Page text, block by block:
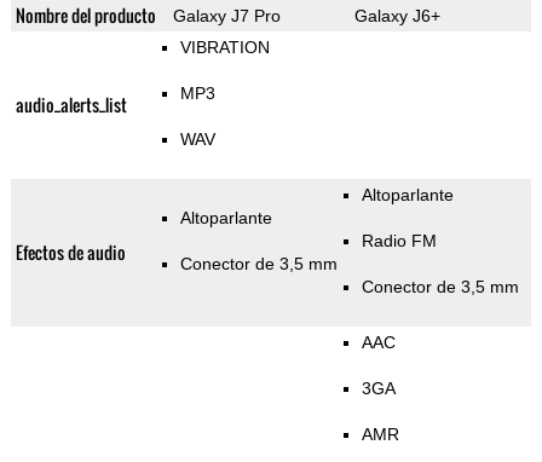
Nombre del producto Galaxy J7 Pro Galaxy J6+
audio_alerts_list
VIBRATION
MP3
WAV
Efectos de audio
Altoparlante
Conector de 3,5 mm
Altoparlante
Radio FM
Conector de 3,5 mm
AAC
3GA
AMR